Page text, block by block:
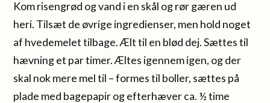
Kom risengrød og vand i en skål og rør gæren ud
heri. Tilsæt de øvrige ingredienser, men hold noget
af hvedemelet tilbage. Ælt til en blød dej. Sættes til
hævning et par timer. Æltes igennem igen, og der
skal nok mere mel til – formes til boller, sættes på
plade med bagepapir og efterhæver ca. ½ time